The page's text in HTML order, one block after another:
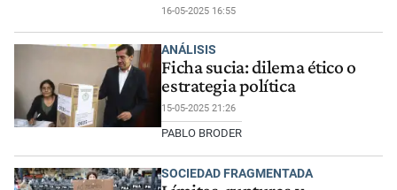
16-05-2025 16:55
ANÁLISIS
Ficha sucia: dilema ético o
estrategia política
15-05-2025 21:26
PABLO BRODER
SOCIEDAD FRAGMENTADA